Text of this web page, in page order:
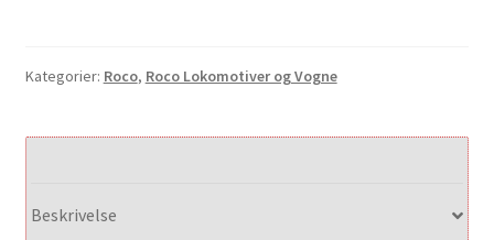
Kategorier: Roco, Roco Lokomotiver og Vogne
Beskrivelse